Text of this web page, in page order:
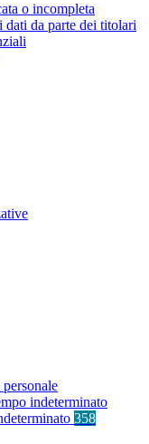
o incompleta
dati da parte dei titolari
indeterminato
358